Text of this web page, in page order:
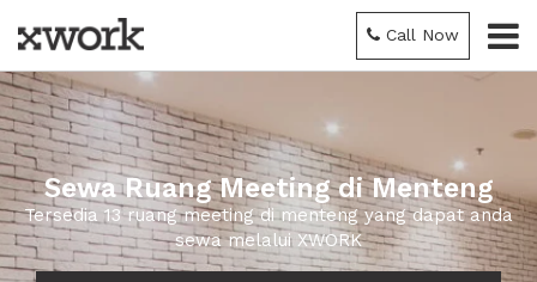
Call Now
Sewa Ruang Meeting di Menteng
Tersedia 13 ruang meeting di menteng yang dapat anda
sewa melalui XWORK